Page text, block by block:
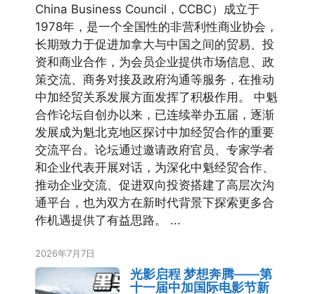
China Business Council，CCBC）成立于
1978年，是一个全国性的非营利性商业协会，
长期致力于促进加拿大与中国之间的贸易、投
资和商业合作，为会员企业提供市场信息、政
策交流、商务对接及政府沟通等服务，在推动
中加经贸关系发展方面发挥了积极作用。 中魁
合作论坛自创办以来，已连续举办五届，逐渐
发展成为魁北克地区探讨中加经贸合作的重要
交流平台。论坛通过邀请政府官员、专家学者
和企业代表开展对话，为深化中魁经贸合作、
推动企业交流、促进双向投资搭建了高层次沟
通平台，也为双方在新时代背景下探索更多合
作机遇提供了有益思路。 ...
2026年7月7日
光影启程 梦想奔腾——第
十一届中加国际电影节新